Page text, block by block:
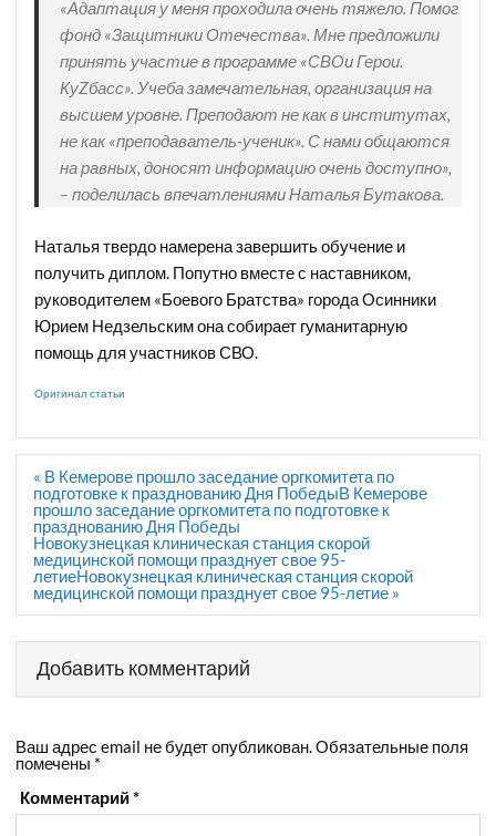
«Адаптация у меня проходила очень тяжело. Помог
фонд «Защитники Отечества». Мне предложили
принять участие в программе «СВОи Герои.
КуZбасс». Учеба замечательная, организация на
высшем уровне. Преподают не как в институтах,
не как «преподаватель-ученик». С нами общаются
на равных, доносят информацию очень доступно»,
– поделилась впечатлениями Наталья Бутакова.
Наталья твердо намерена завершить обучение и
получить диплом. Попутно вместе с наставником,
руководителем «Боевого Братства» города Осинники
Юрием Недзельским она собирает гуманитарную
помощь для участников СВО.
Оригинал статьи
Навигация
по
записям
« В Кемерове прошло заседание оргкомитета по
подготовке к празднованию Дня ПобедыВ Кемерове
прошло заседание оргкомитета по подготовке к
празднованию Дня Победы
Новокузнецкая клиническая станция скорой
медицинской помощи празднует свое 95-
летиеНовокузнецкая клиническая станция скорой
медицинской помощи празднует свое 95-летие »
Добавить комментарий
Ваш адрес email не будет опубликован.Обязательные поля
помечены *
Комментарий*